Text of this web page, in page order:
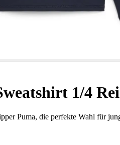
1/4
Puma, die perfekte Wahl für